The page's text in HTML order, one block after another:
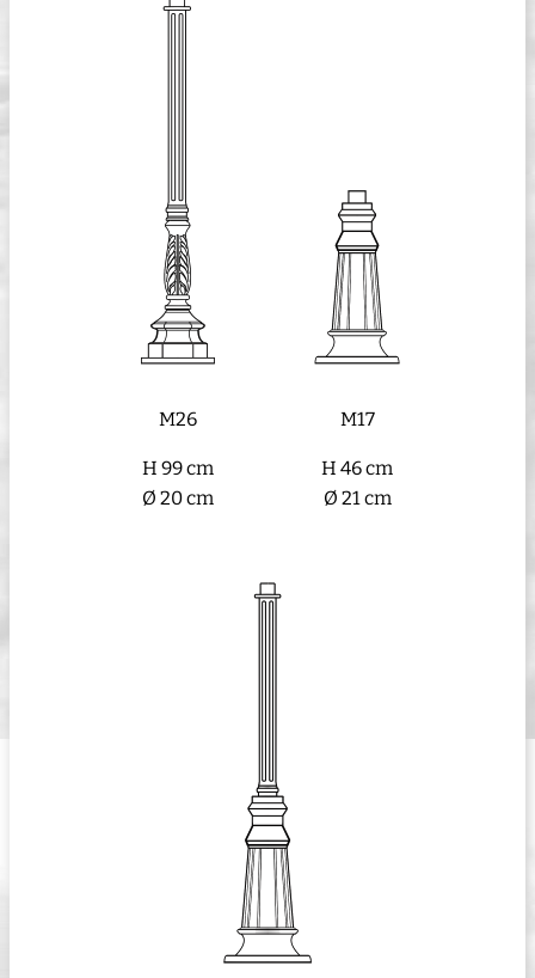
M26
H 99 cm
Ø 20 cm
M17
H 46 cm
Ø 21 cm